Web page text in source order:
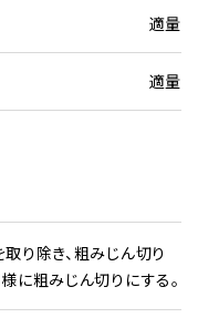
適量
適量
り除き、粗みじん切り
に粗みじん切りにする。